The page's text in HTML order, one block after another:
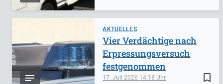
AKTUELLES
bookmark_border
17. Juli 2026 14:18
Vier Verdächtige nach
Erpressungsversuch
festgenommen